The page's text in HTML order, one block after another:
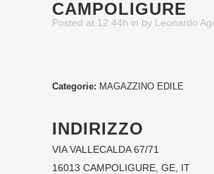
CAMPOLIGURE
Posted at 12:44h in by Leonardo
Categorie: MAGAZZINO EDILE
INDIRIZZO
VIA VALLECALDA 67/71
16013 CAMPOLIGURE, GE, IT